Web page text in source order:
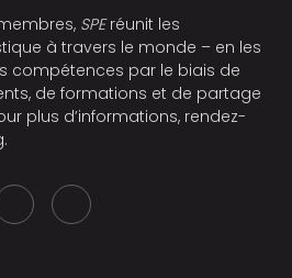
SPEréunit les
à travers le monde – en les
compétences par le biais de
de formations et de partage
plus d’informations, rendez-
.